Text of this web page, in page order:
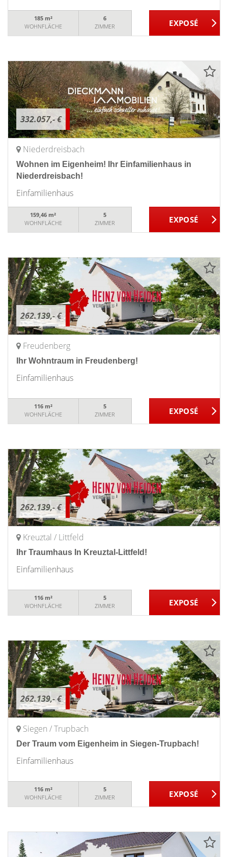
185 m²
WOHNFLÄCHE
6
ZIMMER
332.057,- €
Niederdreisbach
Wohnen im Eigenheim! Ihr Einfamilienhaus in
Niederdreisbach!
Einfamilienhaus
159,46 m²
WOHNFLÄCHE
5
ZIMMER
262.139,- €
Freudenberg
Ihr Wohntraum in Freudenberg!
Einfamilienhaus
116 m²
WOHNFLÄCHE
5
ZIMMER
262.139,- €
Kreuztal / Littfeld
Ihr Traumhaus In Kreuztal-Littfeld!
Einfamilienhaus
116 m²
WOHNFLÄCHE
5
ZIMMER
262.139,- €
Siegen / Trupbach
Der Traum vom Eigenheim in Siegen-Trupbach!
Einfamilienhaus
116 m²
WOHNFLÄCHE
5
ZIMMER